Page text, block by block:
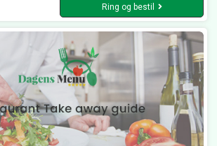
Ring og bestil